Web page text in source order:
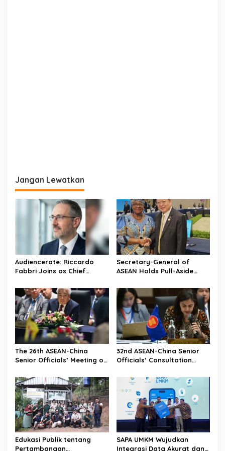
Jangan Lewatkan
Audiencerate: Riccardo
Fabbri Joins as Chief
Driven Phase of the
Platforms for SMEs and
Media Agencies Begins
Secretary-General of
ASEAN Holds Pull-Aside
General of the World Trade
Organization
The 26th ASEAN-China
Senior Officials’ Meeting on
Declaration on the
Conduct of Parties in the
South China Sea convenes
in Kuala Lumpur
32nd ASEAN-China Senior
Officials’ Consultation
Edukasi Publik tentang
Pertambangan
SAPA UMKM Wujudkan
Integrasi Data Akurat dan